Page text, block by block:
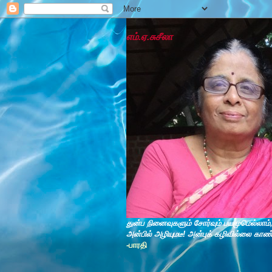
எம்.ஏ.சுசீலா
துன்ப நினைவுகளும் சோர்வும் பயமுமெல்லாம்,
அன்பில் அழியுமடீ! அன்புக் கழிவில்லை காண்
-பாரதி